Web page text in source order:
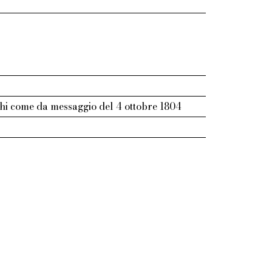
da messaggio del 4 ottobre 1804